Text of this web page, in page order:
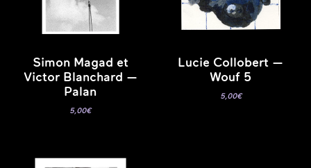
Simon Magad et
Victor Blanchard —
Palan
5,00€
Lucie Collobert —
Wouf 5
5,00€